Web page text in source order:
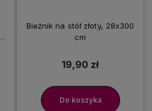
Bieżnik na stół złoty, 28x300
cm
19,90 zł
Do koszyka